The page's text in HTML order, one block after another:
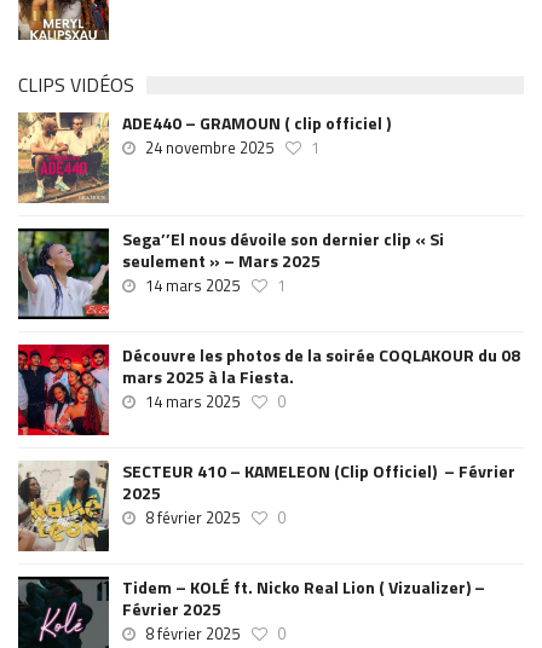
CLIPS VIDÉOS
ADE440 – GRAMOUN ( clip officiel )
24 novembre 2025 1
Sega’’El nous dévoile son dernier clip « Si
seulement » – Mars 2025
14 mars 2025 1
Découvre les photos de la soirée COQLAKOUR du 08
mars 2025 à la Fiesta.
14 mars 2025 0
SECTEUR 410 – KAMELEON (Clip Officiel) – Février
2025
8 février 2025 0
Tidem – KOLÉ ft. Nicko Real Lion ( Vizualizer) –
Février 2025
8 février 2025 0